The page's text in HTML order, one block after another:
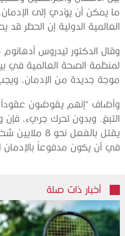
ما يمكن أن يؤدي إلى
العالمية الدولية إن الحظر قد
وقال الدكتور تيدروس أدهانوم
لمنظمة الصحة العالمية في
موجة جديدة من الإدمان،
وأضاف “إنهم يقوضون
التبغ. وبدون تحرك جريء، فإن
يقتل بالفعل
في أن يكون مدفوعاً بالإدمان
أخبار ذات صلة